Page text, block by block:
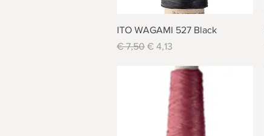
Schnellansicht
ITO WAGAMI 527 Black
Standardpreis
€ 7,50 Sale-Preis
€ 4,13